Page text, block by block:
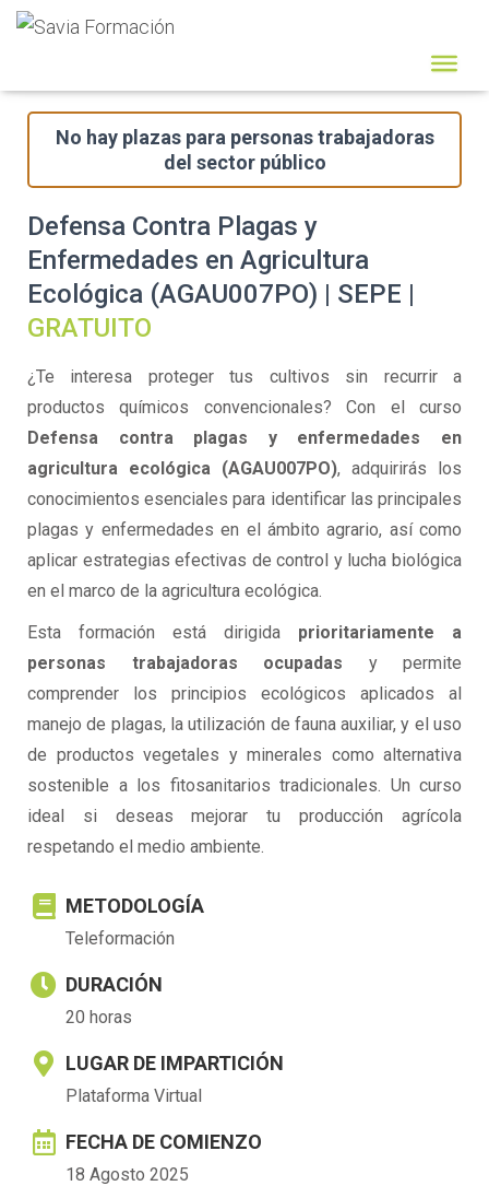
No hay plazas para personas trabajadoras
del sector público
Defensa Contra Plagas y
Enfermedades en Agricultura
Ecológica (AGAU007PO) | SEPE |
GRATUITO
¿Te interesa proteger tus cultivos sin recurrir a
productos químicos convencionales? Con el curso
Defensa contra plagas y enfermedades en
agricultura ecológica (AGAU007PO), adquirirás los
conocimientos esenciales para identificar las principales
plagas y enfermedades en el ámbito agrario, así como
aplicar estrategias efectivas de control y lucha biológica
en el marco de la agricultura ecológica.
Esta formación está dirigida prioritariamente a
personas trabajadoras ocupadas y permite
comprender los principios ecológicos aplicados al
manejo de plagas, la utilización de fauna auxiliar, y el uso
de productos vegetales y minerales como alternativa
sostenible a los fitosanitarios tradicionales. Un curso
ideal si deseas mejorar tu producción agrícola
respetando el medio ambiente.
METODOLOGÍA
Teleformación
DURACIÓN
20 horas
LUGAR DE IMPARTICIÓN
Plataforma Virtual
FECHA DE COMIENZO
18 Agosto 2025